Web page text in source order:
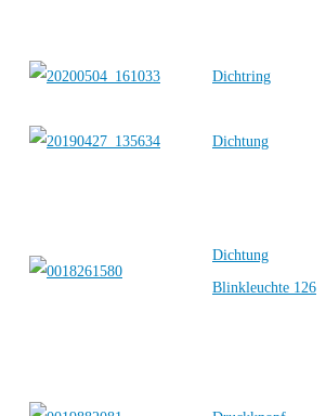
Dichtring
Dichtung
Dichtung
Blinkleuchte 126